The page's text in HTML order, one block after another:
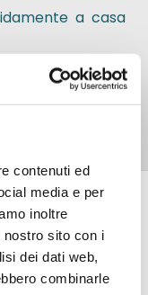
contenuti ed
media e per
inoltre
sito con i
dei dati web,
combinarle
a casa
tutte le altre